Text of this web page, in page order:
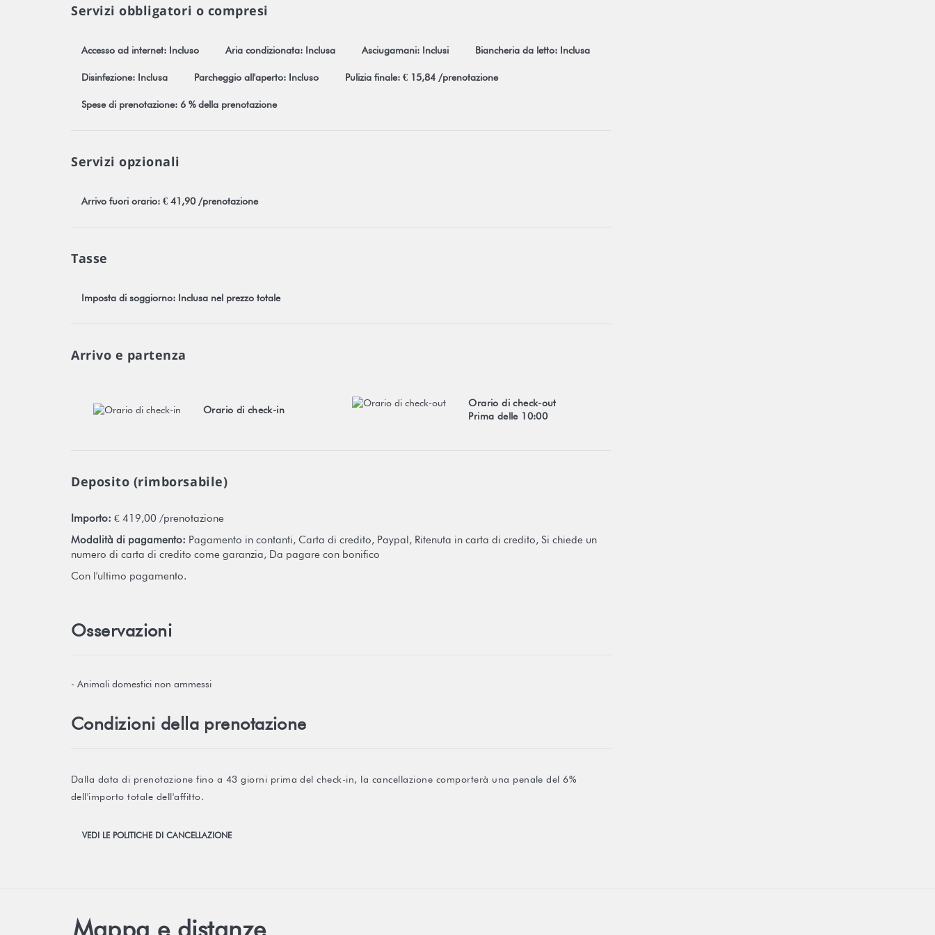
Servizi obbligatori o compresi
Accesso ad internet: Incluso Aria condizionata: Inclusa Asciugamani: Inclusi Biancheria da letto: Inclusa
Disinfezione: Inclusa Parcheggio all'aperto: Incluso Pulizia finale: € 15,84 /prenotazione
Spese di prenotazione: 6 % della prenotazione
Servizi opzionali
Arrivo fuori orario: € 41,90 /prenotazione
Tasse
Imposta di soggiorno: Inclusa nel prezzo totale
Arrivo e partenza
Orario di check-in
Orario di check-out
Prima delle 10:00
Deposito (rimborsabile)
Importo: € 419,00 /prenotazione
Modalità di pagamento: Pagamento in contanti, Carta di credito, Paypal, Ritenuta in carta di credito, Si chiede un
numero di carta di credito come garanzia, Da pagare con bonifico
Con l'ultimo pagamento.
Osservazioni
- Animali domestici non ammessi
Condizioni della prenotazione
Dalla data di prenotazione fino a 43 giorni prima del check-in, la cancellazione comporterà una penale del 6%
dell'importo totale dell'affitto.
VEDI LE POLITICHE DI CANCELLAZIONE
Mappa e distanze